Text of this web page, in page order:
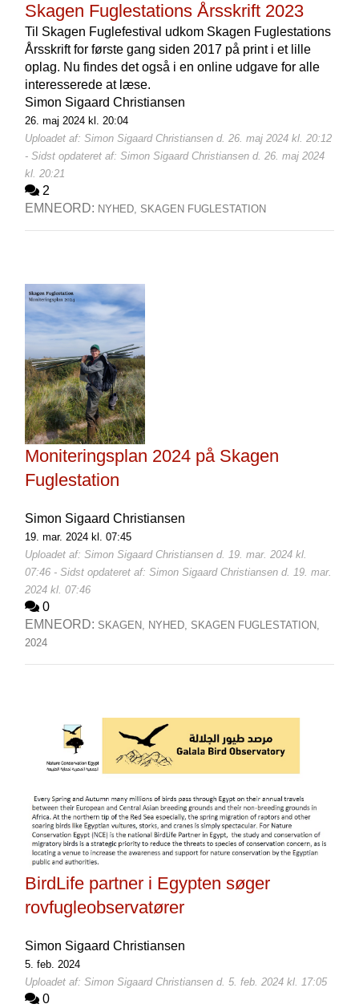
Skagen Fuglestations Årsskrift 2023
Til Skagen Fuglefestival udkom Skagen Fuglestations
Årsskrift for første gang siden 2017 på print i et lille
oplag. Nu findes det også i en online udgave for alle
interesserede at læse.
Simon Sigaard Christiansen
26. maj 2024 kl. 20:04
Uploadet af: Simon Sigaard Christiansen d. 26. maj 2024 kl. 20:12
- Sidst opdateret af: Simon Sigaard Christiansen d. 26. maj 2024
kl. 20:21
2
EMNEORD: NYHED, SKAGEN FUGLESTATION
Moniteringsplan 2024 på Skagen
Fuglestation
Simon Sigaard Christiansen
19. mar. 2024 kl. 07:45
Uploadet af: Simon Sigaard Christiansen d. 19. mar. 2024 kl.
07:46 - Sidst opdateret af: Simon Sigaard Christiansen d. 19. mar.
2024 kl. 07:46
0
EMNEORD: SKAGEN, NYHED, SKAGEN FUGLESTATION,
2024
BirdLife partner i Egypten søger
rovfugleobservatører
Simon Sigaard Christiansen
5. feb. 2024
Uploadet af: Simon Sigaard Christiansen d. 5. feb. 2024 kl. 17:05
0